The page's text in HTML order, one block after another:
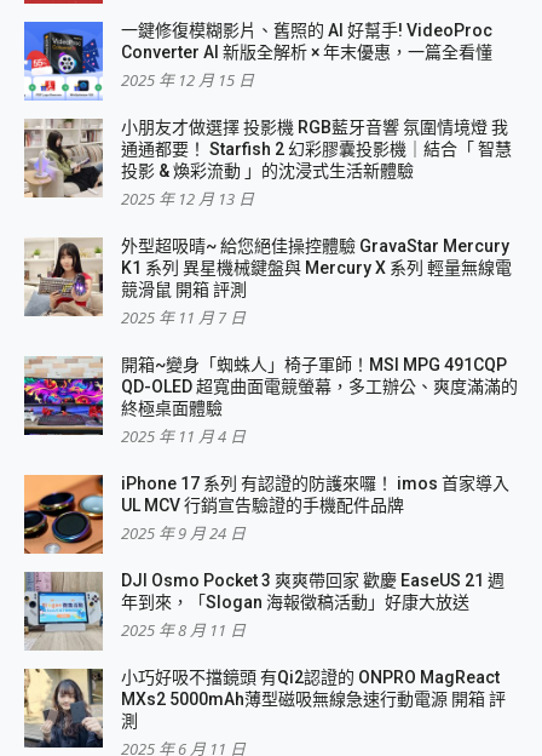
一鍵修復模糊影片、舊照的 AI 好幫手! VideoProc
Converter AI 新版全解析 × 年末優惠，一篇全看懂
2025 年 12 月 15 日
小朋友才做選擇 投影機 RGB藍牙音響 氛圍情境燈 我
通通都要！ Starfish 2 幻彩膠囊投影機｜結合「 智慧
投影 & 煥彩流動 」的沈浸式生活新體驗
2025 年 12 月 13 日
外型超吸晴~ 給您絕佳操控體驗 GravaStar Mercury
K1 系列 異星機械鍵盤與 Mercury X 系列 輕量無線電
競滑鼠 開箱 評測
2025 年 11 月 7 日
開箱~變身「蜘蛛人」椅子軍師！MSI MPG 491CQP
QD-OLED 超寬曲面電競螢幕，多工辦公、爽度滿滿的
終極桌面體驗
2025 年 11 月 4 日
iPhone 17 系列 有認證的防護來囉！ imos 首家導入
UL MCV 行銷宣告驗證的手機配件品牌
2025 年 9 月 24 日
DJI Osmo Pocket 3 爽爽帶回家 歡慶 EaseUS 21 週
年到來，「Slogan 海報徵稿活動」好康大放送
2025 年 8 月 11 日
小巧好吸不擋鏡頭 有Qi2認證的 ONPRO MagReact
MXs2 5000mAh薄型磁吸無線急速行動電源 開箱 評
測
2025 年 6 月 11 日